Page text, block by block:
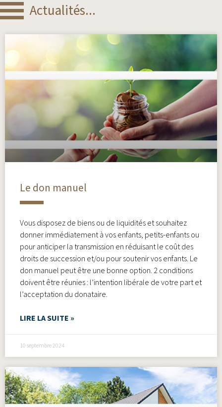
Actualités...
Le don manuel
Vous disposez de biens ou de liquidités et souhaitez
donner immédiatement à vos enfants, petits-enfants ou
pour anticiper la transmission en réduisant le coût des
droits de succession et/ou pour soutenir vos enfants. Le
don manuel peut être une bonne option. 2 conditions
doivent être réunies : l’intention libérale de votre part et
l’acceptation du donataire.
LIRE LA SUITE »
10 septembre 2024